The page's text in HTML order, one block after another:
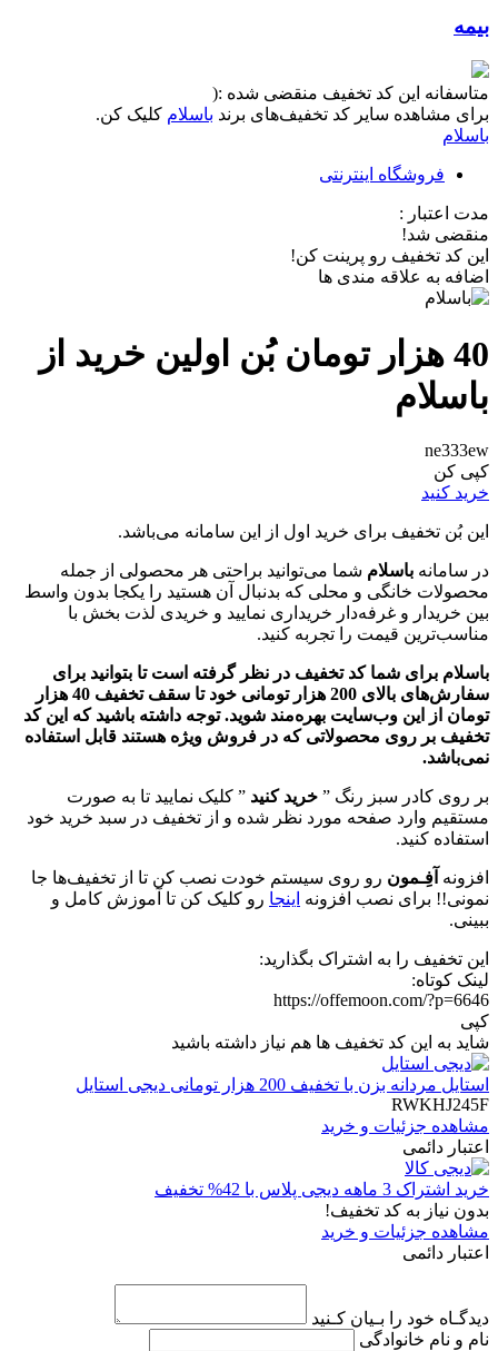
بیمه
متاسفانه این کد تخفیف منقضی شده :(
برای مشاهده سایر کد تخفیف‌های برند باسلام کلیک کن.
باسلام
فروشگاه اینترنتی
مدت اعتبار :
منقضی شد!
این کد تخفیف رو پرینت کن!
اضافه به علاقه مندی ها
40 هزار تومان بُن اولین خرید از
باسلام
ne333ew
کپی کن
خرید کنید
این بُن تخفیف برای خرید اول از این سامانه می‌باشد.
در سامانه باسلام شما می‌توانید براحتی هر محصولی از جمله
محصولات خانگی و محلی که بدنبال آن هستید را یکجا بدون واسط
بین خریدار و غرفه‌دار خریداری نمایید و خریدی لذت بخش با
مناسب‌ترین قیمت را تجربه کنید.
باسلام برای شما کد تخفیف در نظر گرفته است تا بتوانید برای
سفارش‌های بالای 200 هزار تومانی خود تا سقف تخفیف 40 هزار
تومان از این وب‌سایت بهره‌مند شوید. توجه داشته باشید که این کد
تخفیف بر روی محصولاتی که در فروش ویژه هستند قابل استفاده
نمی‌باشد.
بر روی کادر سبز رنگ ” خرید کنید ” کلیک نمایید تا به صورت
مستقیم وارد صفحه مورد نظر شده و از تخفیف در سبد خرید خود
استفاده کنید.
افزونه آفِـمون رو روی سیستم خودت نصب کن تا از تخفیف‌ها جا
نمونی!! برای نصب افزونه اینجا رو کلیک کن تا آموزش کامل و
ببینی.
این تخفیف را به اشتراک بگذارید:
لینک کوتاه:
https://offemoon.com/?p=6646
کپی
شاید به این کد تخفیف ها هم نیاز داشته باشید
استایل مردانه بزن با تخفیف 200 هزار تومانی دیجی استایل
RWKHJ245F
مشاهده جزئیات و خرید
اعتبار دائمی
خرید اشتراک 3 ماهه دیجی پلاس با 42% تخفیف
بدون نیاز به کد تخفیف!
مشاهده جزئیات و خرید
اعتبار دائمی
دیدگـاه خود را بـیان کـنید
نام و نام خانوادگی